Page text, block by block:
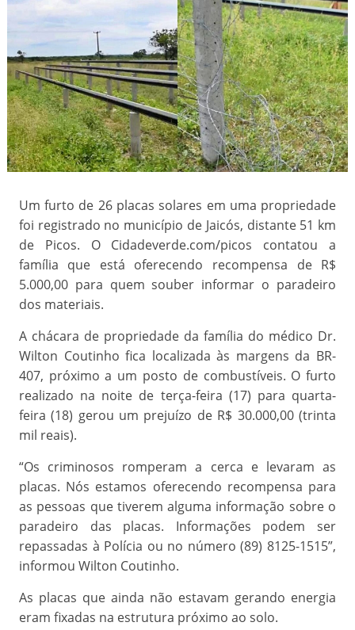
Um furto de 26 placas solares em uma propriedade
foi registrado no município de Jaicós, distante 51 km
de Picos. O Cidadeverde.com/picos contatou a
família que está oferecendo recompensa de R$
5.000,00 para quem souber informar o paradeiro
dos materiais.
A chácara de propriedade da família do médico Dr.
Wilton Coutinho fica localizada às margens da BR-
407, próximo a um posto de combustíveis. O furto
realizado na noite de terça-feira (17) para quarta-
feira (18) gerou um prejuízo de R$ 30.000,00 (trinta
mil reais).
“Os criminosos romperam a cerca e levaram as
placas. Nós estamos oferecendo recompensa para
as pessoas que tiverem alguma informação sobre o
paradeiro das placas. Informações podem ser
repassadas à Polícia ou no número (89) 8125-1515”,
informou Wilton Coutinho.
As placas que ainda não estavam gerando energia
eram fixadas na estrutura próximo ao solo.